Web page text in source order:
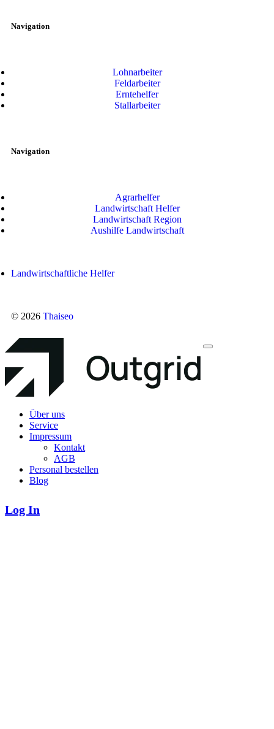
Navigation
Lohnarbeiter
Feldarbeiter
Erntehelfer
Stallarbeiter
Navigation
Agrarhelfer
Landwirtschaft Helfer
Landwirtschaft Region
Aushilfe Landwirtschaft
© 2026 Thaiseo
Landwirtschaftliche Helfer
Über uns
Service
Impressum
Kontakt
AGB
Personal bestellen
Blog
Log In